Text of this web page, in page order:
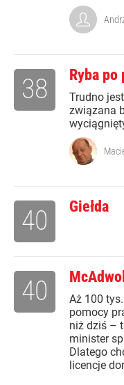
Ryba po
Trudno
związana
38
Giełda
40
Aż 100
pomocy
niż dziś –
minister
Dlatego
licencje
40